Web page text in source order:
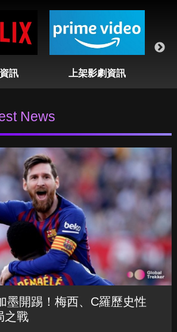
訊 上架影劇資訊
News
墨開踢！梅西、C羅歷史性
之戰